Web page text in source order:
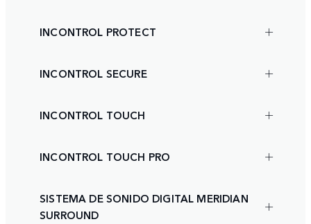
INCONTROL PROTECT
INCONTROL SECURE
INCONTROL TOUCH
INCONTROL TOUCH PRO
SISTEMA DE SONIDO DIGITAL MERIDIAN
SURROUND